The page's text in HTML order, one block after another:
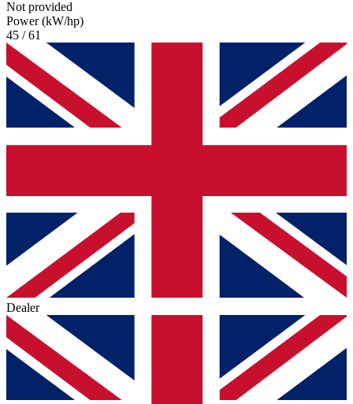
Not provided
Power (kW/hp)
45 / 61
Dealer